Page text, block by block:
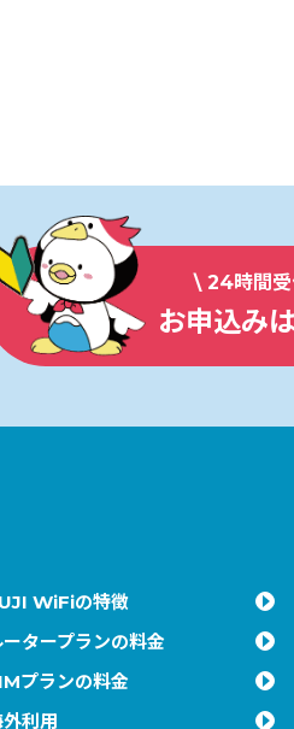
\ 24時間
お申込み
WiFiの特徴
ータープランの料金
プランの料金
利用